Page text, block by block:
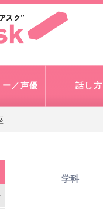
「アナ
／声優 話し方
学科